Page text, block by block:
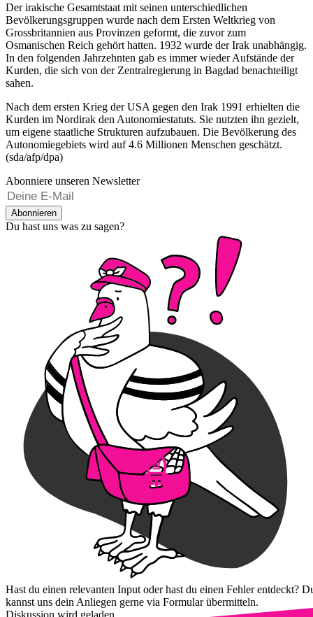
Der irakische Gesamtstaat mit seinen unterschiedlichen
Bevölkerungsgruppen wurde nach dem Ersten Weltkrieg von
Grossbritannien aus Provinzen geformt, die zuvor zum
Osmanischen Reich gehört hatten. 1932 wurde der Irak unabhängig.
In den folgenden Jahrzehnten gab es immer wieder Aufstände der
Kurden, die sich von der Zentralregierung in Bagdad benachteiligt
sahen.
Nach dem ersten Krieg der USA gegen den Irak 1991 erhielten die
Kurden im Nordirak den Autonomiestatuts. Sie nutzten ihn gezielt,
um eigene staatliche Strukturen aufzubauen. Die Bevölkerung des
Autonomiegebiets wird auf 4.6 Millionen Menschen geschätzt.
(sda/afp/dpa)
Abonniere unseren Newsletter
Abonnieren
Du hast uns was zu sagen?
Hast du einen relevanten Input oder hast du einen Fehler entdeckt?
kannst uns dein Anliegen gerne via Formular übermitteln.
Diskussion wird geladen...